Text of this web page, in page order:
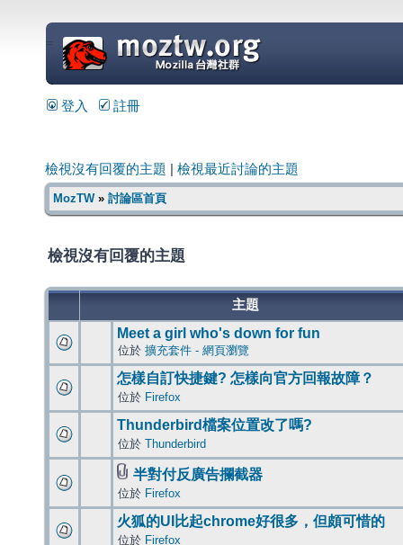
=
登入 註冊
檢視沒有回覆的主題 檢視最近討論的主題
MozTW» 討論區首頁
檢視沒有回覆的主題
主題
Meet a girl who's down for fun
位於 擴充套件 - 網頁瀏覽
怎樣自訂快捷鍵? 怎樣向官方回報故障？
位於 Firefox
Thunderbird檔案位置改了嗎?
位於 Thunderbird
半對付反廣告攔截器
位於 Firefox
火狐的UI比起chrome好很多，但頗可惜的
位於 Firefox